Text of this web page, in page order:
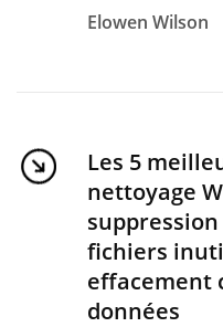
Elowen Wilson
Les 5
nettoyage
fichiers
effacement
données